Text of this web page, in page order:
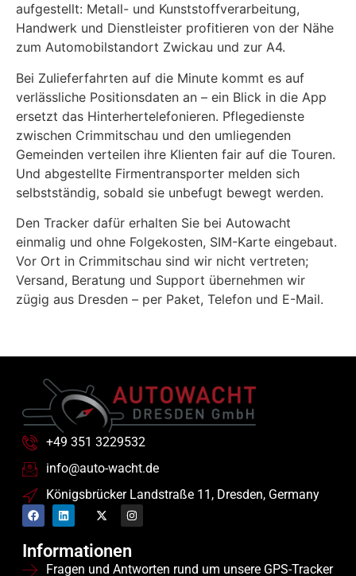
aufgestellt: Metall- und Kunststoffverarbeitung,
Handwerk und Dienstleister profitieren von der Nähe
zum Automobilstandort Zwickau und zur A4.
Bei Zulieferfahrten auf die Minute kommt es auf
verlässliche Positionsdaten an – ein Blick in die App
ersetzt das Hinterhertelefonieren. Pflegedienste
zwischen Crimmitschau und den umliegenden
Gemeinden verteilen ihre Klienten fair auf die Touren.
Und abgestellte Firmentransporter melden sich
selbstständig, sobald sie unbefugt bewegt werden.
Den Tracker dafür erhalten Sie bei Autowacht
einmalig und ohne Folgekosten, SIM-Karte eingebaut.
Vor Ort in Crimmitschau sind wir nicht vertreten;
Versand, Beratung und Support übernehmen wir
zügig aus Dresden – per Paket, Telefon und E-Mail.
+49 351 3229532
info@auto-wacht.de
Königsbrücker Landstraße 11, Dresden, Germany
Informationen
Fragen und Antworten rund um unsere GPS-Tracker